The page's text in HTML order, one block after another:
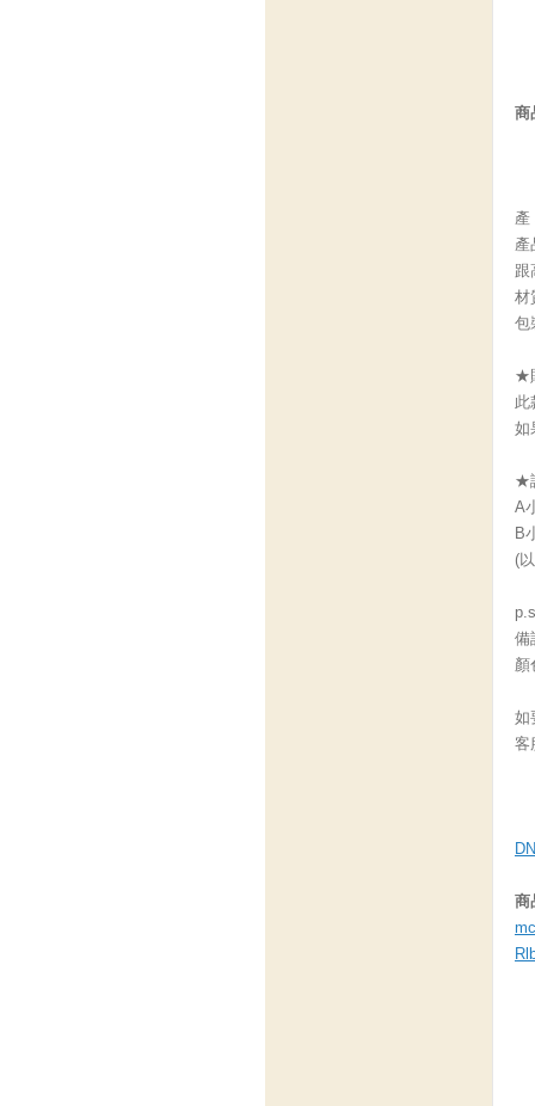
商
產
產
跟
材
包
★
此
如
★
A
B
(
備
顏
如
客
商